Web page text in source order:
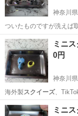
神奈川
ついたものですが洗えば
ープにぬるま湯で…
神奈川 川崎市 そ
ミニ
0円
神奈川
海外製 スクイーズ、
うなもの… ください。 #
神奈川 川崎市 そ
ミニス